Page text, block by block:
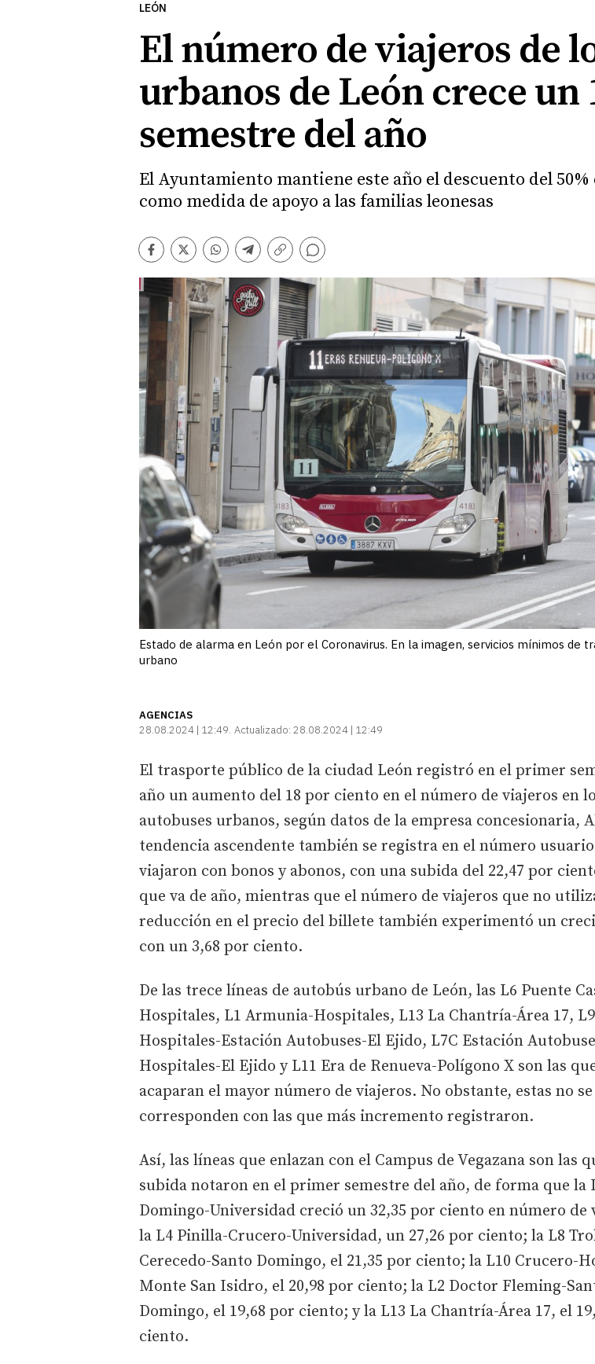
LEÓN
El número de viajeros de
urbanos de León crece
semestre del año
El Ayuntamiento mantiene este año el descuento del
como medida de apoyo a las familias leonesas
Facebook
TwitterWhatsapp
Telegram
Copiar
enlace
Comentarios
Estado de alarma en León por el Coronavirus. En la imagen, servicios mínimos de
urbano
AGENCIAS
28.08.2024 | 12:49 Actualizado: 28.08.2024 | 12:49
El trasporte público de la ciudad León registró en el primer
año un aumento del 18 por ciento en el número de viajeros en
autobuses urbanos, según datos de la empresa concesionaria,
tendencia ascendente también se registra en el número
viajaron con bonos y abonos, con una subida del 22,47 por
que va de año, mientras que el número de viajeros que no
reducción en el precio del billete también experimentó un
con un 3,68 por ciento.
De las trece líneas de autobús urbano de León, las L6 Puente
Hospitales, L1 Armunia-Hospitales, L13 La Chantría-Área 17,
Hospitales-Estación Autobuses-El Ejido, L7C Estación
Hospitales-El Ejido y L11 Era de Renueva-Polígono X son las
acaparan el mayor número de viajeros. No obstante, estas no se
corresponden con las que más incremento registraron.
Así, las líneas que enlazan con el Campus de Vegazana son las
subida notaron en el primer semestre del año, de forma que la
Domingo-Universidad creció un 32,35 por ciento en número de
la L4 Pinilla-Crucero-Universidad, un 27,26 por ciento; la L8
Cerecedo-Santo Domingo, el 21,35 por ciento; la L10 Crucero-
Monte San Isidro, el 20,98 por ciento; la L2 Doctor Fleming-
Domingo, el 19,68 por ciento; y la L13 La Chantría-Área 17, el
ciento.